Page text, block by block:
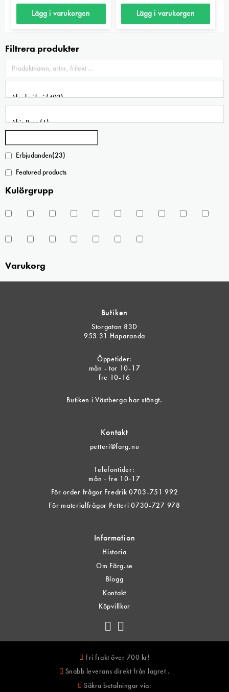
kan
väljas
Lägg i varukorgen Lägg i varukorgen
Filtrera produkter
Erbjudanden(23)
Featured products
Kulörgrupp
Varukorg
Butiken
Storgatan 83D
953 31 Haparanda
Öppetider:
mån - tor 10-17
fre 10-16
Butiken i Västberga har stängt.
Kontakt
petteri@farg.nu
Telefontider:
mån - fre 10-17
För order frågor Fredrik 0703-751 992
För materialfrågor Petteri 0730-727 978
Information
Historia
Om Färg.se
Blogg
Kontakt
Köpvillkor
Fri frakt över 700 kr!
Snabb leverans direkt från lagret .
Säkra betalningar via: